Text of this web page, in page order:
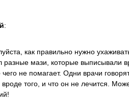
:
как правильно нужно
мази, которые выписывали
не помагает. Одни врачи
вроде того, и что он не лечится.